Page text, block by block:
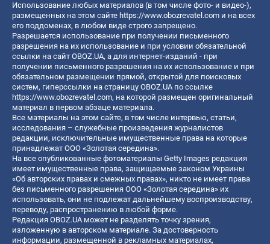
Использование любых материалов (в том числе фото- и видео-),
размещенных на этом сайте https://www.obozrevatel.com и на всех
его поддоменах, в любом виде строго запрещено.
Разрешается использование при получении письменного
разрешения на их использование и при условии обязательной
ссылки на сайт OBOZ.UA, а для интернет-изданий - при
получении письменного разрешения на их использование и при
обязательном размещении прямой, открытой для поисковых
систем, гиперссылки на страницу OBOZ.UA по ссылке
https://www.obozrevatel.com, на которой размещен оригинальный
материал в первом абзаце материала.
Все материалы на этом сайте, в том числе интервью, статьи,
исследования – служебные произведения журналистов
редакции, исключительные имущественные права на которые
принадлежат ООО «Золотая середина».
На все опубликованные фотоматериалы Getty Images редакция
имеет имущественные права, защищаемые законом Украины
«Об авторских правах и смежных правах», никто не имеет права
без письменного разрешения ООО «Золотая середина» их
использовать, они не подлежат дальнейшему воспроизводству,
переводу, распространению в любой форме.
Редакция OBOZ.UA может не разделять точку зрения,
изложенную в авторском материале. За достоверность
информации, размещенной в рекламных материалах,